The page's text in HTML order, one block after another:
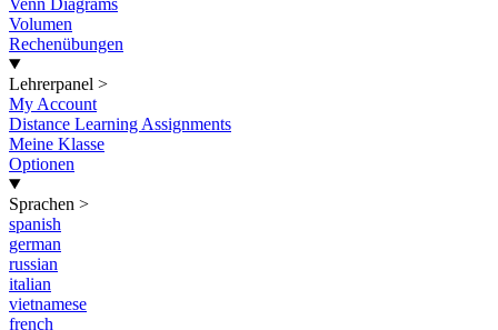
Venn Diagrams
Volumen
Rechenübungen
Lehrerpanel >
My Account
Distance Learning Assignments
Meine Klasse
Optionen
Sprachen >
spanish
german
russian
italian
vietnamese
french